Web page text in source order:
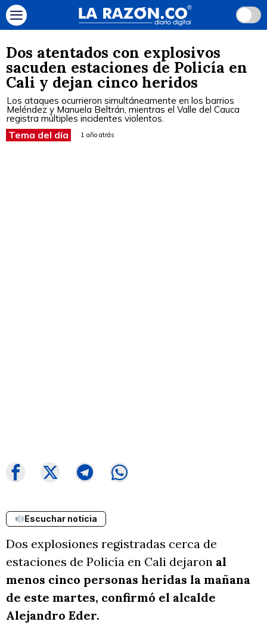
Dos atentados con explosivos
sacuden estaciones de Policía en
Cali y dejan cinco heridos
Los ataques ocurrieron simultáneamente en los barrios
Meléndez y Manuela Beltrán, mientras el Valle del Cauca
registra múltiples incidentes violentos.
Tema del día 1 año atrás
Escuchar noticia
Dos explosiones registradas cerca de
estaciones de Policía en Cali dejaron al
menos cinco personas heridas la mañana
de este martes, confirmó el alcalde
Alejandro Eder.